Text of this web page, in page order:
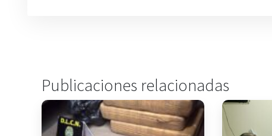
Publicaciones relacionadas